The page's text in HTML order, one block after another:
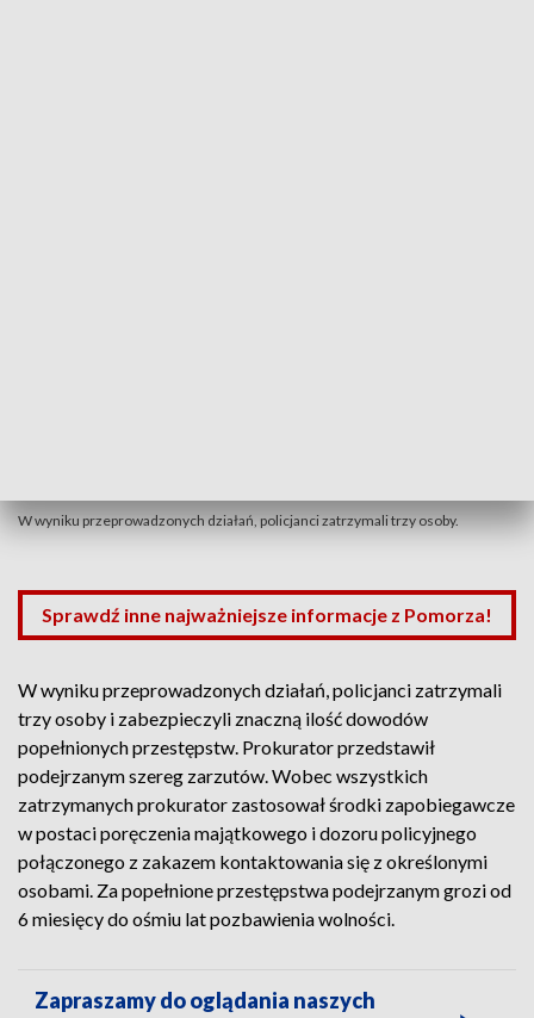
W wyniku przeprowadzonych działań, policjanci zatrzymali trzy osoby.
Sprawdź inne najważniejsze informacje z Pomorza!
W wyniku przeprowadzonych działań, policjanci zatrzymali
trzy osoby i zabezpieczyli znaczną ilość dowodów
popełnionych przestępstw. Prokurator przedstawił
podejrzanym szereg zarzutów. Wobec wszystkich
zatrzymanych prokurator zastosował środki zapobiegawcze
w postaci poręczenia majątkowego i dozoru policyjnego
połączonego z zakazem kontaktowania się z określonymi
osobami. Za popełnione przestępstwa podejrzanym grozi od
6 miesięcy do ośmiu lat pozbawienia wolności.
Zapraszamy do oglądania naszych